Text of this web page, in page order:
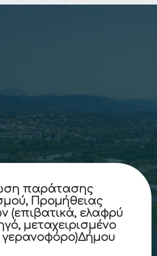
παράτασης
Προμήθειας
(επιβατικά, ελαφρύ
μεταχειρισμένο